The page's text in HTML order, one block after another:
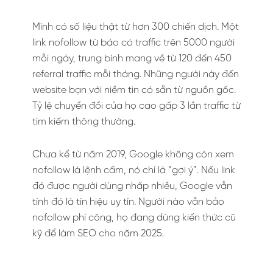
Mình có số liệu thật từ hơn 300 chiến dịch. Một
link nofollow từ báo có traffic trên 5000 người
mỗi ngày, trung bình mang về từ 120 đến 450
referral traffic mỗi tháng. Những người này đến
website bạn với niềm tin có sẵn từ nguồn gốc.
Tỷ lệ chuyển đổi của họ cao gấp 3 lần traffic từ
tìm kiếm thông thường.
Chưa kể từ năm 2019, Google không còn xem
nofollow là lệnh cấm, nó chỉ là “gợi ý”. Nếu link
đó được người dùng nhấp nhiều, Google vẫn
tính đó là tín hiệu uy tín. Người nào vẫn bảo
nofollow phí công, họ đang dùng kiến thức cũ
kỹ để làm SEO cho năm 2025.